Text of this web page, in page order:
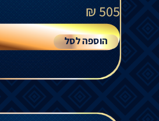
505
₪
הוספה לסל